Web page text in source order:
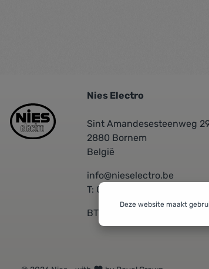
Nies Electro
Sint Amandesesteenweg
2880 Bornem
België
info@nieselectro.be
T: 03/889.06.30
BTW: BE 0437576601
Deze website maakt